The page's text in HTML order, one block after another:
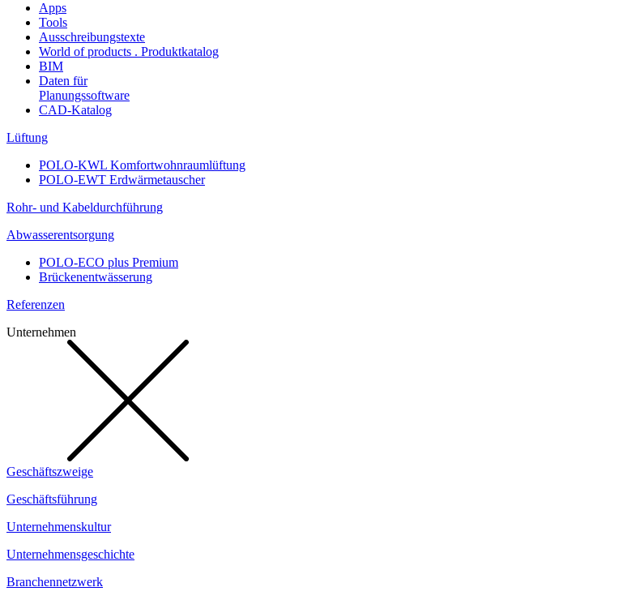
Apps
Tools
Ausschreibungstexte
World of products . Produktkatalog
BIM
Daten für
Planungssoftware
CAD-Katalog
Lüftung
POLO-KWL Komfortwohnraumlüftung
POLO-EWT Erdwärmetauscher
Rohr- und Kabeldurchführung
Abwasserentsorgung
POLO-ECO plus Premium
Brückenentwässerung
Referenzen
Unternehmen
Geschäftszweige
Geschäftsführung
Unternehmenskultur
Unternehmensgeschichte
Branchennetzwerk